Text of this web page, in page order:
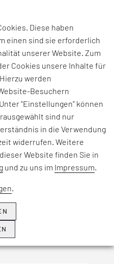
NEWS
Fach-, Technologie- und
Informationen zu unseren
und Events sowie
EFESO bewegt.
›
Diese haben
einen sind sie erforderlich
unserer Website. Zum
Cookies unsere Inhalte für
werden
Besuchern
"Einstellungen" können
sind nur
in die Verwendung
widerrufen. Weitere
Website finden Sie in
und zu uns im Impressum.
.